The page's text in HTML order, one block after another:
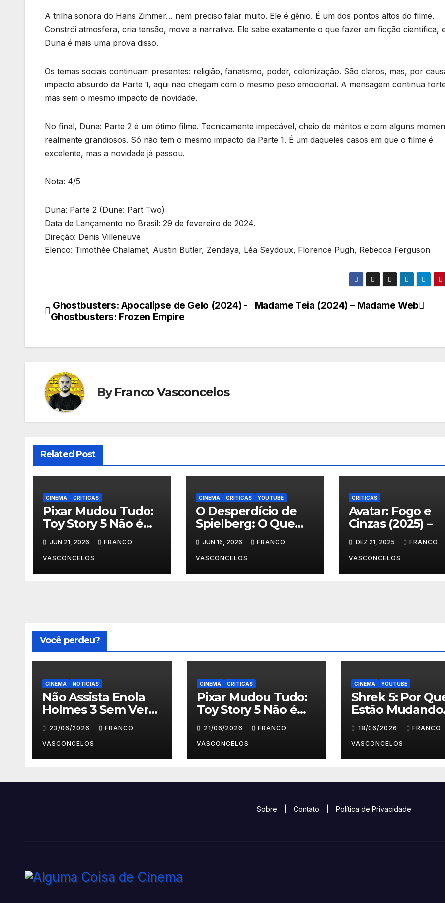
A trilha sonora do Hans Zimmer… nem preciso falar muito. Ele é gênio. É um dos pontos altos do filme.
Constrói atmosfera, cria tensão, move a narrativa. Ele sabe exatamente o que fazer em ficção científica, e
Duna é mais uma prova disso.
Os temas sociais continuam presentes: religião, fanatismo, poder, colonização. São claros, mas, por
impacto absurdo da Parte 1, aqui não chegam com o mesmo peso emocional. A mensagem continua
mas sem o mesmo impacto de novidade.
No final, Duna: Parte 2 é um ótimo filme. Tecnicamente impecável, cheio de méritos e com alguns
realmente grandiosos. Só não tem o mesmo impacto da Parte 1. É um daqueles casos em que o filme é
excelente, mas a novidade já passou.
Nota: 4/5
Duna: Parte 2 (Dune: Part Two)
Data de Lançamento no Brasil: 29 de fevereiro de 2024.
Direção: Denis Villeneuve
Elenco: Timothée Chalamet, Austin Butler, Zendaya, Léa Seydoux, Florence Pugh, Rebecca Ferguson
Navegação
Post
Madame Teia (2024) – Madame Web
Ghostbusters: Apocalipse de Gelo (2024) -
Ghostbusters: Frozen Empire
ByFranco Vasconcelos
Related Post
CINEMA CRITICAS
Pixar Mudou Tudo:
Toy Story 5 Não é
JUN 21, 2026 FRANCO
VASCONCELOS
CINEMA CRITICAS YOUTUBE
O Desperdício de
Spielberg: O Que
D?JUN 16, 2026 FRANCO
VASCONCELOS
CRITICAS
Avatar: Fogo e
Cinzas (2025) –
DEZ 21, 2025 FRANCO
VASCONCELOS
Você perdeu?
CINEMA NOTICIAS
Não Assista Enola
Holmes 3 Sem Ver
Isso Primeiro!
23/06/2026 FRANCO
VASCONCELOS
CINEMA CRITICAS
Pixar Mudou Tudo:
Toy Story 5 Não é
Para Crianças
21/06/2026 FRANCO
VASCONCELOS
CINEMA YOUTUBE
Shrek 5: Por
Estão Mudando
Tudo?
18/06/2026 FRANCO
VASCONCELOS
Sobre Contato Política de Privacidade